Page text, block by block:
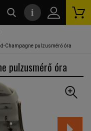
Champagne pulzusmérő óra
pulzusmérő óra
i